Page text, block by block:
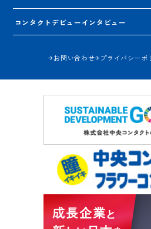
コンタクトデビューインタビュー
お問い合わせ プライバシーポ